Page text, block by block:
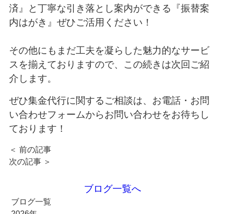
済』と丁寧な引き落とし案内ができる『振替案
内はがき』ぜひご活用ください！
その他にもまだ工夫を凝らした魅力的なサービ
スを揃えておりますので、この続きは次回ご紹
介します。
ぜひ集金代行に関するご相談は、 お電話・ お問
い合わせフォームからお問い合わせをお待ちし
ております！
＜ 前の記事
次の記事 ＞
ブログ一覧へ
ブログ一覧